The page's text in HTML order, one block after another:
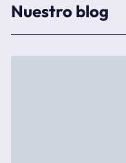
Nuestro blog